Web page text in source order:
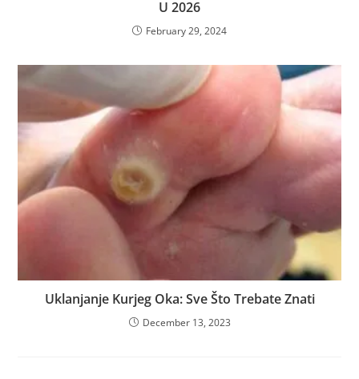
U 2026
February 29, 2024
Uklanjanje Kurjeg Oka: Sve Što Trebate Znati
December 13, 2023